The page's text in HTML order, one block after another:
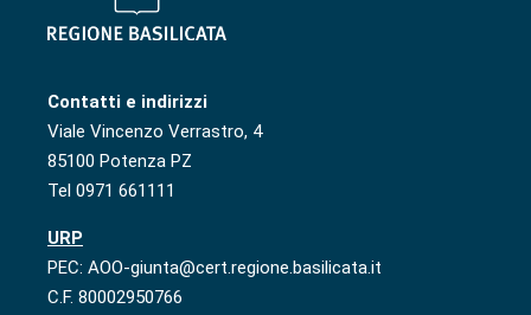
Contatti e indirizzi
Viale Vincenzo Verrastro, 4
85100 Potenza PZ
Tel 0971 661111
URP
PEC: AOO-giunta@cert.regione.basilicata.it
C.F. 80002950766